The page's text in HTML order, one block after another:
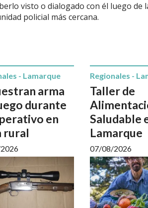
visto o dialogado con él luego de
policial más cercana.
arma
durante
en
rural
- Lamarque
Taller de
Saludable
Lamarque
Regionales -
07/08/2026